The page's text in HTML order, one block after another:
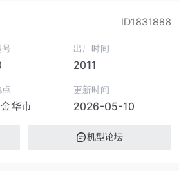
ID1831888
号 出厂时间
2011
华市
更新时间
2026-05-10
机型论坛